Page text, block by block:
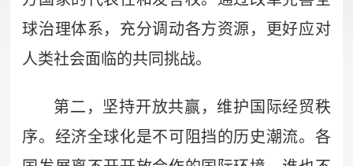
球治理体系，充分调动各方资源，更好应对
人类社会面临的共同挑战。
第二，坚持开放共赢，维护国际经贸秩
序。经济全球化是不可阻挡的历史潮流。各